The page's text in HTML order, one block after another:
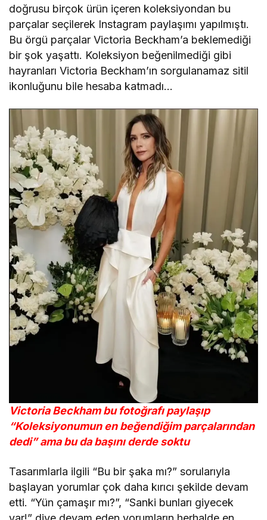
doğrusu birçok ürün içeren koleksiyondan bu
parçalar seçilerek Instagram paylaşımı yapılmıştı.
Bu örgü parçalar Victoria Beckham’a beklemediği
bir şok yaşattı. Koleksiyon beğenilmediği gibi
hayranları Victoria Beckham’ın sorgulanamaz sitil
ikonluğunu bile hesaba katmadı…
Victoria Beckham bu fotoğrafı paylaşıp
“Koleksiyonumun en beğendiğim parçalarından
dedi” ama bu da başını derde soktu
Tasarımlarla ilgili “Bu bir şaka mı?” sorularıyla
başlayan yorumlar çok daha kırıcı şekilde devam
etti. “Yün çamaşır mı?”, “Sanki bunları giyecek